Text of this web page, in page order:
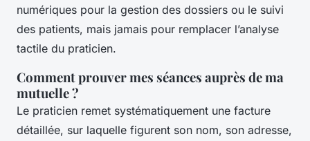
numériques pour la gestion des dossiers ou le suivi
des patients, mais jamais pour remplacer l’analyse
tactile du praticien.
Comment prouver mes séances auprès de ma
mutuelle ?
Le praticien remet systématiquement une facture
détaillée, sur laquelle figurent son nom, son adresse,